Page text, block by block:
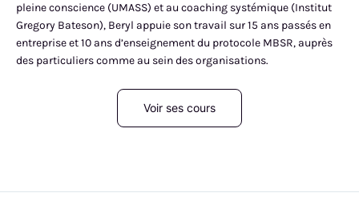
pleine conscience (UMASS) et au coaching systémique (Institut
Gregory Bateson), Beryl appuie son travail sur 15 ans passés en
entreprise et 10 ans d’enseignement du protocole MBSR, auprès
des particuliers comme au sein des organisations.
Voir ses cours